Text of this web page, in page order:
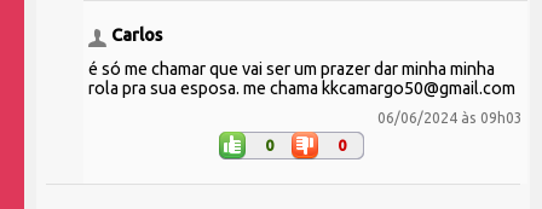
Carlos
é só me chamar que vai ser um prazer dar minha minha
rola pra sua esposa. me chama kkcamargo50@gmail.com
06/06/2024 às 09h03
0 0